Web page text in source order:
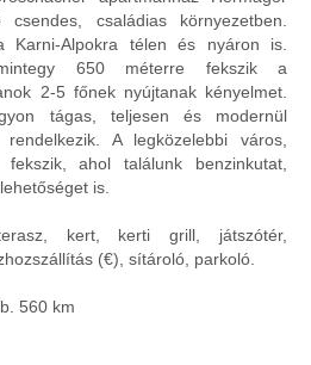
csendes, családias környezetben.
Karni-Alpokra télen és nyáron is.
650 méterre fekszik a
2-5 főnek nyújtanak kényelmet.
tágas, teljesen és modernül
A legközelebbi város,
ahol találunk benzinkutat,
is.
kert, kerti grill, játszótér,
(€), sítároló, parkoló.
560 km